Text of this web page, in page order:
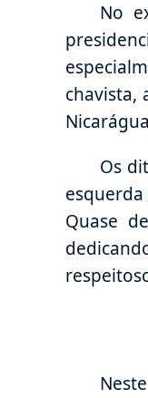
No
chavista,
Os
Quase